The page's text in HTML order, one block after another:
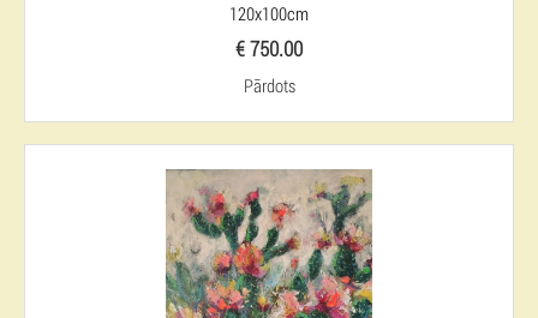
120x100cm
€ 750.00
Pārdots